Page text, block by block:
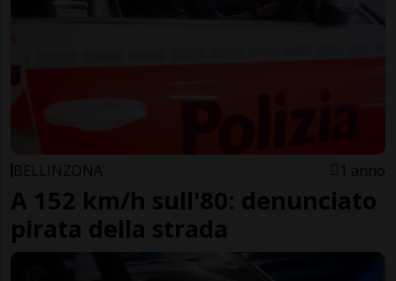
BELLINZONA 1 anno
A 152 km/h sull'80: denunciato
pirata della strada